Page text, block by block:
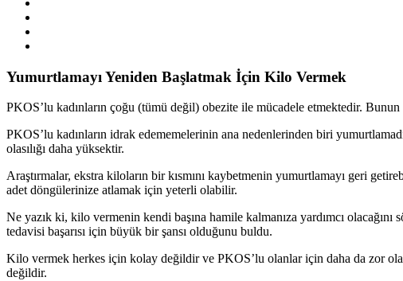
Yumurtlamayı Yeniden Başlatmak İçin Kilo Vermek
PKOS’lu kadınların çoğu (tümü değil) obezite ile mücadele etmektedir.
PKOS’lu kadınların idrak edememelerinin ana nedenlerinden biri
olasılığı daha yüksektir.
Araştırmalar, ekstra kiloların bir kısmını kaybetmenin yumurtlamayı geri
adet döngülerinize atlamak için yeterli olabilir.
Ne yazık ki, kilo vermenin kendi başına hamile kalmanıza yardımcı
tedavisi başarısı için büyük bir şansı olduğunu buldu.
Kilo vermek herkes için kolay değildir ve PKOS’lu olanlar için daha da zor
değildir.